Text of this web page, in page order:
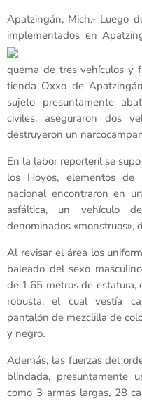
Apatzingán, Mich.- Luego
implementados en
quema de tres vehículos y
tienda Oxxo de
sujeto presuntamente
civiles, aseguraron dos
destruyeron un
En la labor reporteril se
los Hoyos, elementos de
nacional encontraron en
asfáltica, un vehículo
denominados «monstruos»,
Al revisar el área los
baleado del sexo
de 1.65 metros de estatura,
robusta, el cual vestía
pantalón de mezclilla de
y negro.
Además, las fuerzas del
blindada, presuntamente
como 3 armas largas, 28